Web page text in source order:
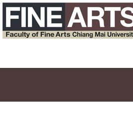
Skip
content